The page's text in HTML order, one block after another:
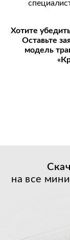
Хотите
Оставьте
модель
на все